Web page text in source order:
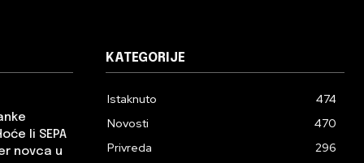
li SEPA
novca u
KATEGORIJE
Istaknuto
474
Novosti
470
Privreda
296